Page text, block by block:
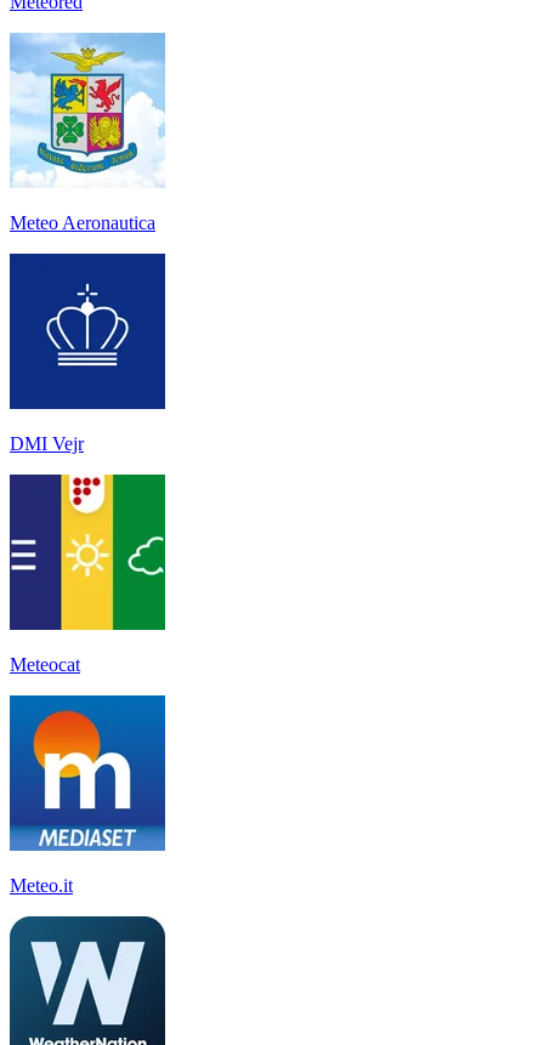
Meteo Aeronautica
DMI Vejr
Meteocat
Meteo.it